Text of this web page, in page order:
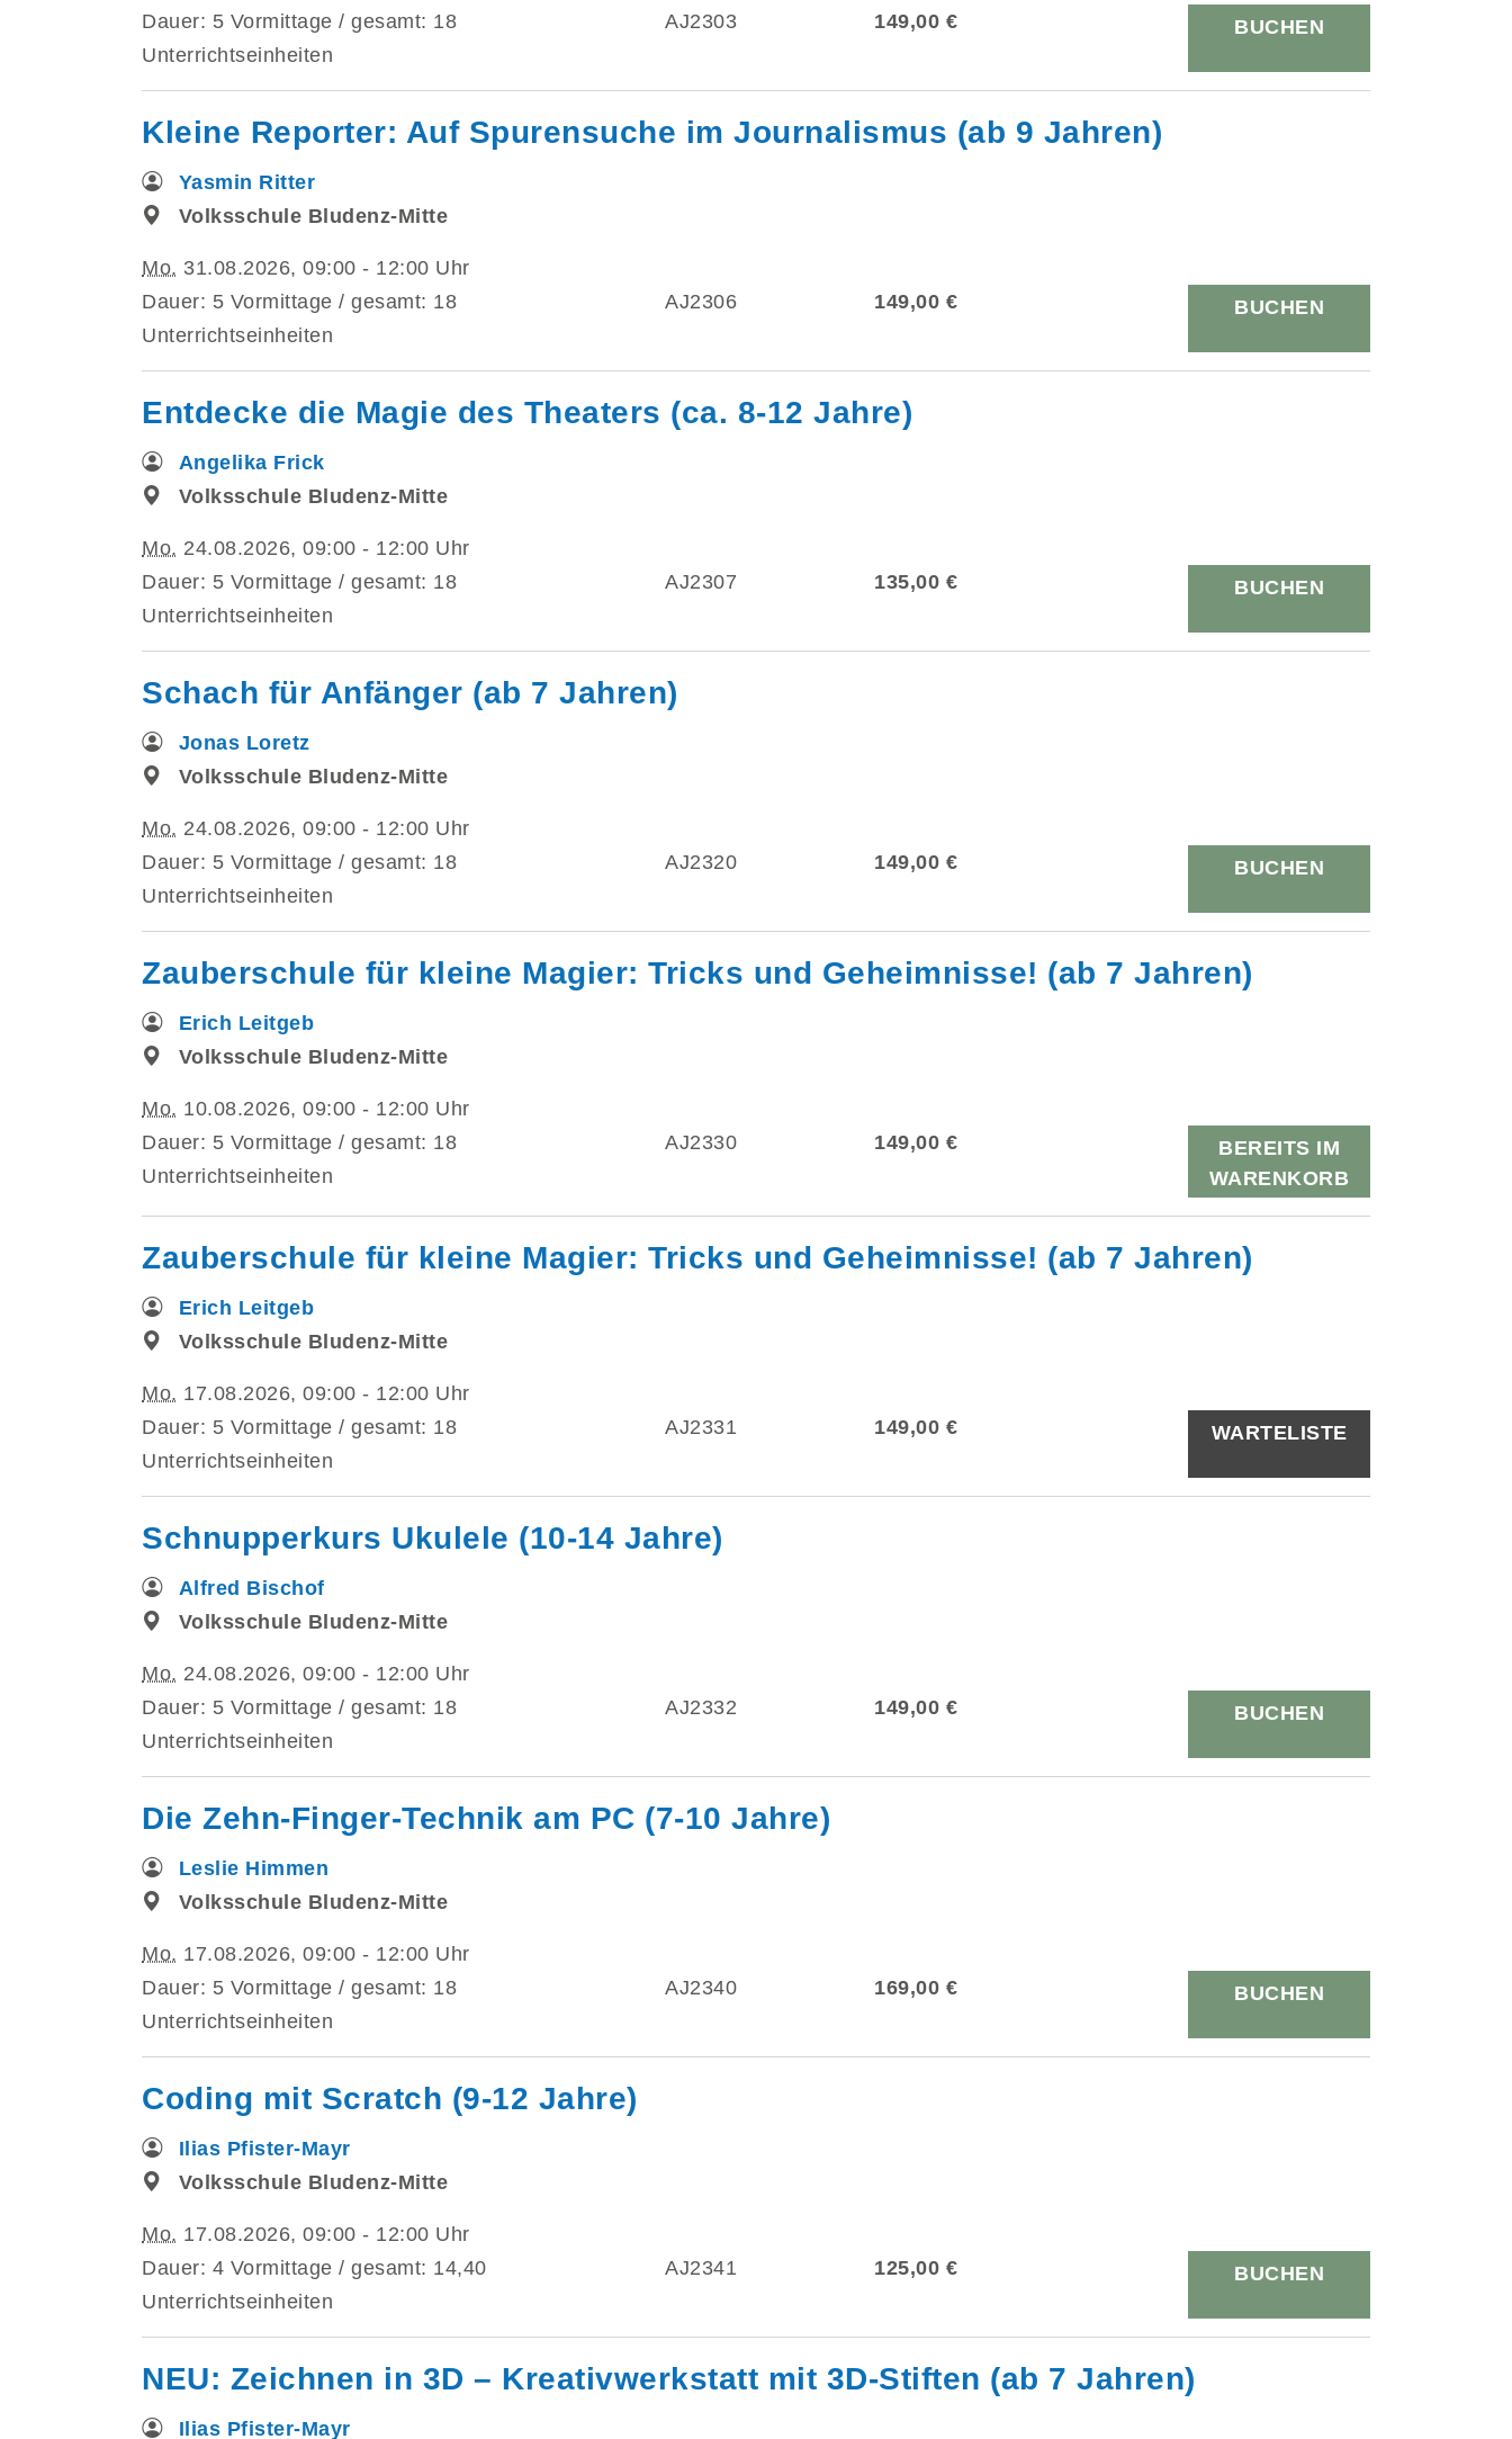
Dauer: 5 Vormittage / gesamt: 18
Unterrichtseinheiten
AJ2303 149,00 € BUCHEN
Kleine Reporter: Auf Spurensuche im Journalismus (ab 9 Jahren)
Yasmin Ritter
Volksschule Bludenz-Mitte
Mo. 31.08.2026, 09:00 - 12:00 Uhr
Dauer: 5 Vormittage / gesamt: 18
Unterrichtseinheiten
AJ2306 149,00 € BUCHEN
Entdecke die Magie des Theaters (ca. 8-12 Jahre)
Angelika Frick
Volksschule Bludenz-Mitte
Mo. 24.08.2026, 09:00 - 12:00 Uhr
Dauer: 5 Vormittage / gesamt: 18
Unterrichtseinheiten
AJ2307 135,00 € BUCHEN
Schach für Anfänger (ab 7 Jahren)
Jonas Loretz
Volksschule Bludenz-Mitte
Mo. 24.08.2026, 09:00 - 12:00 Uhr
Dauer: 5 Vormittage / gesamt: 18
Unterrichtseinheiten
AJ2320 149,00 € BUCHEN
Zauberschule für kleine Magier: Tricks und Geheimnisse! (ab 7 Jahren)
Erich Leitgeb
Volksschule Bludenz-Mitte
Mo. 10.08.2026, 09:00 - 12:00 Uhr
Dauer: 5 Vormittage / gesamt: 18
Unterrichtseinheiten
AJ2330 149,00 €
BEREITS IM
WARENKORB
Zauberschule für kleine Magier: Tricks und Geheimnisse! (ab 7 Jahren)
Erich Leitgeb
Volksschule Bludenz-Mitte
Mo. 17.08.2026, 09:00 - 12:00 Uhr
Dauer: 5 Vormittage / gesamt: 18
Unterrichtseinheiten
AJ2331 149,00 € WARTELISTE
Schnupperkurs Ukulele (10-14 Jahre)
Alfred Bischof
Volksschule Bludenz-Mitte
Mo. 24.08.2026, 09:00 - 12:00 Uhr
Dauer: 5 Vormittage / gesamt: 18
Unterrichtseinheiten
AJ2332 149,00 € BUCHEN
Die Zehn-Finger-Technik am PC (7-10 Jahre)
Leslie Himmen
Volksschule Bludenz-Mitte
Mo. 17.08.2026, 09:00 - 12:00 Uhr
Dauer: 5 Vormittage / gesamt: 18
Unterrichtseinheiten
AJ2340 169,00 € BUCHEN
Coding mit Scratch (9-12 Jahre)
Ilias Pfister-Mayr
Volksschule Bludenz-Mitte
Mo. 17.08.2026, 09:00 - 12:00 Uhr
Dauer: 4 Vormittage / gesamt: 14,40
Unterrichtseinheiten
AJ2341 125,00 € BUCHEN
NEU: Zeichnen in 3D – Kreativwerkstatt mit 3D-Stiften (ab 7 Jahren)
Ilias Pfister-Mayr